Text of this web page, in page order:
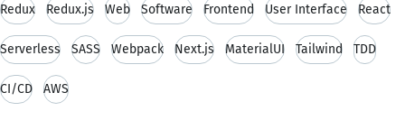
Redux Redux.js Web Software Frontend User Interface React
Serverless SASS Webpack Next.js MaterialUI Tailwind TDD
CI/CD AWS